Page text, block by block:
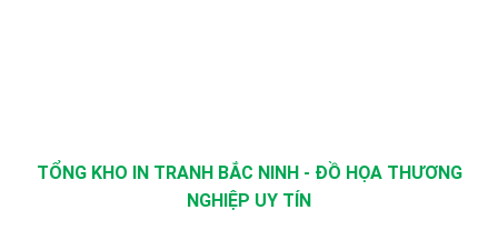
TỔNG KHO IN TRANH BẮC NINH - ĐỒ HỌA THƯƠNG
NGHIỆP UY TÍN